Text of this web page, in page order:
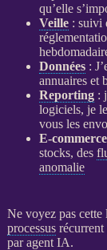
qu’elle
Veille: suivi
Données:
annuaires et
Reporting:
logiciels, je
vous les
E-commerce
stocks, des
anomalie
Ne voyez pas
processusrécurrent
paragent IA.